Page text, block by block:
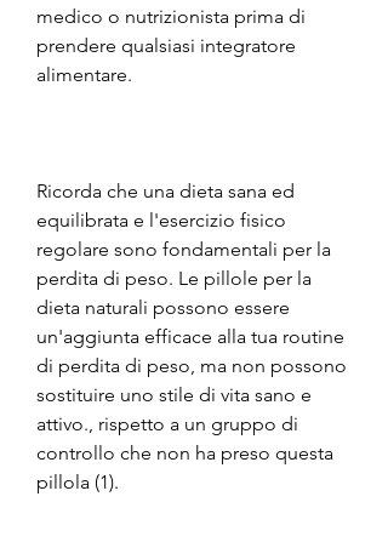
medico o nutrizionista prima di
prendere qualsiasi integratore
alimentare.
Ricorda che una dieta sana ed
equilibrata e l'esercizio fisico
regolare sono fondamentali per la
perdita di peso. Le pillole per la
dieta naturali possono essere
un'aggiunta efficace alla tua routine
di perdita di peso, ma non possono
sostituire uno stile di vita sano e
attivo., rispetto a un gruppo di
controllo che non ha preso questa
pillola (1).